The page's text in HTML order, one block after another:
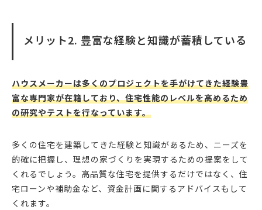
メリット2. 豊富な経験と知識が蓄積している
ハウスメーカーは多くのプロジェクトを手がけてきた経験豊
富な専門家が在籍しており、住宅性能のレベルを高めるため
の研究やテストを行なっています。
多くの住宅を建築してきた経験と知識があるため、ニーズを
的確に把握し、理想の家づくりを実現するための提案をして
くれるでしょう。高品質な住宅を提供するだけではなく、住
宅ローンや補助金など、資金計画に関するアドバイスもして
くれます。